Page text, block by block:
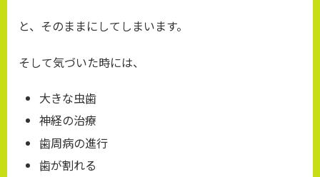
と、そのままにしてしまいます。
そして気づいた時には、
大きな虫歯
神経の治療
歯周病の進行
歯が割れる